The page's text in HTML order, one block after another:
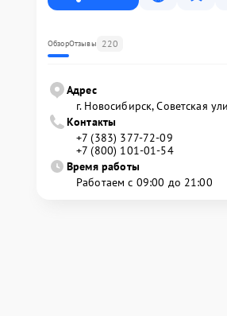
ОбзорОтзывы 220
Адрес
г. Новосибирск, Советская
Контакты
+7 (383) 377-72-09
+7 (800) 101-01-54
Время работы
Работаем с 09:00 до 21:00